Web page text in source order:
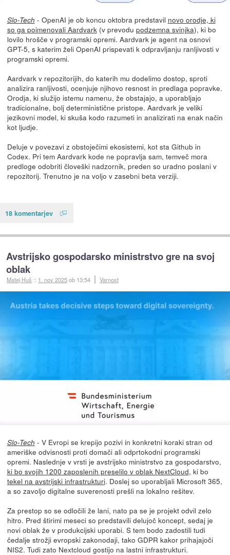
Slo-Tech - OpenAI je ob koncu oktobra predstavil novo orodje, ki
so ga poimenovali Aardvark(v prevodu podzemna svinjka), ki bo
lovilo hrošče v programski opremi. Aardvark je agent na osnovi
GPT-5, s katerim želi OpenAI prispevati k odpravljanju ranljivosti v
programski opremi.
Aardvark v repozitorijih, do katerih mu dodelimo dostop, sproti
analizira ranljivosti, ocenjuje njihovo resnost in predlaga popravke.
Orodja, ki služijo istemu namenu, že obstajajo, a uporabljajo
tradicionalne, bolj deterministične pristope. Aardvark je veliki
jezikovni model, ki skuša kodo razumeti in analizirati na enak način
kot ljudje.
Deluje v povezavi z obstoječimi ekosistemi, kot sta Github in
Codex. Pri tem Aardvark kode ne popravlja sam, temveč mora
predloge odobriti človeški nadzornik, preden so uradno poslani v
repozitorij. Trenutno je na voljo v zasebni beta verziji.
18 komentarjev
Avstrijsko gospodarsko ministrstvo gre na svoj
oblak
Matej Huš :: 1. nov 2025ob 13:54 Varnost
Slo-Tech - V Evropi se krepijo pozivi in konkretni koraki stran od
ameriške odvisnosti proti domači ali odprtokodni programski
opremi. Naslednje v vrsti je avstrijsko ministrstvo za gospodarstvo,
ki bo svojih 1200 zaposlenih preselilo v oblak NextCloud, ki bo
tekel na avstrijski infrastrukturi. Doslej so uporabljali Microsoft 365,
a so zavoljo digitalne suverenosti prešli na lokalno rešitev.
Za prestop so se odločili že lani, nato pa se je projekt odvil zelo
hitro. Pred štirimi meseci so predstavili delujoč koncept, sedaj je
novi oblak že v produkcijski uporabi. S tem bodo zadostili tudi
čedalje strožji evropski zakonodaji, tako GDPR kakor prihajajoči
NIS2. Tudi zato Nextcloud gostijo na lastni infrastrukturi.